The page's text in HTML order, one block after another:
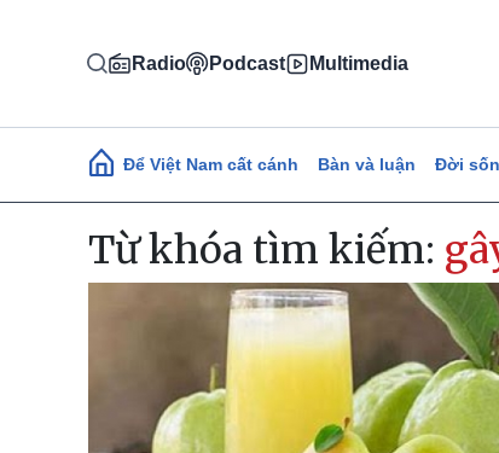
Radio Podcast Multimedia
Main navigation
Để Việt Nam cất cánh Bàn và luận Đời
Từ khóa tìm kiếm: